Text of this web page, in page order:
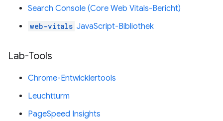
Search Console (Core Web Vitals-Bericht)
web-vitals JavaScript-Bibliothek
Lab-Tools
Chrome-Entwicklertools
Leuchtturm
PageSpeed Insights